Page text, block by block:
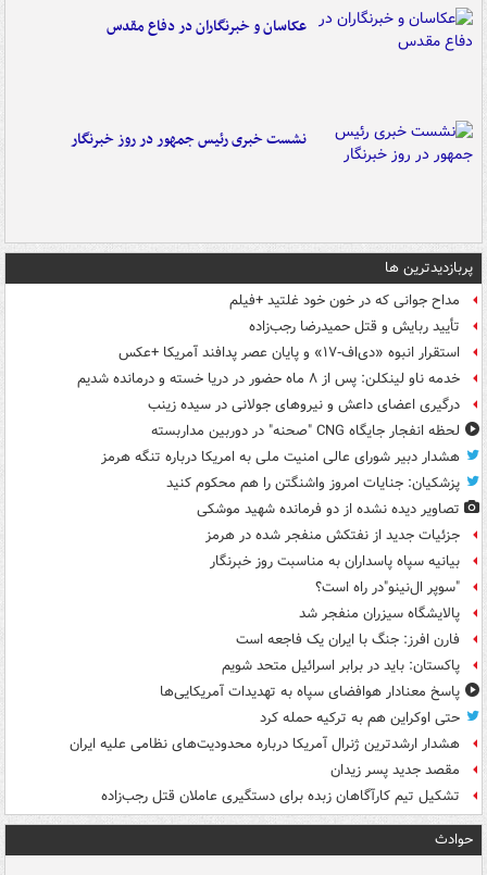
عکاسان و خبرنگاران در دفاع مقدس
نشست خبری رئیس جمهور در روز خبرنگار
پربازدیدترین ها
مداح جوانی که در خون خود غلتید +فیلم
تأیید ربایش و قتل حمیدرضا رجب‌زاده
استقرار انبوه «دی‌اف‑۱۷» و پایان عصر پدافند آمریکا +عکس
خدمه ناو لینکلن: پس از ۸ ماه حضور در دریا خسته و درمانده‌ شدیم
درگیری اعضای داعش و نیروهای جولانی در سیده زینب
لحظه انفجار جایگاه CNG "صحنه" در دوربین مداربسته
هشدار دبیر شورای عالی امنیت ملی به امریکا درباره تنگه هرمز
پزشکیان: جنایات امروز واشنگتن را هم محکوم کنید
تصاویر دیده‌ نشده از دو فرمانده شهید موشکی
جزئیات جدید از نفتکش منفجر شده در هرمز
بیانیه سپاه پاسداران به مناسبت روز خبرنگار
"سوپر ال‌نینو"در راه است؟
پالایشگاه سیزران منفجر شد
فارن افرز: جنگ با ایران یک فاجعه است
پاکستان: باید در برابر اسرائیل متحد شویم
پاسخ معنادار هوافضای سپاه به تهدیدات آمریکایی‌ها
حتی اوکراین هم به ترکیه حمله کرد
هشدار ارشدترین ژنرال آمریکا درباره محدودیت‌های نظامی علیه ایران
مقصد جدید پسر زیدان
تشکیل تیم کارآگاهان زبده برای دستگیری عاملان قتل رجب‌زاده
حوادث